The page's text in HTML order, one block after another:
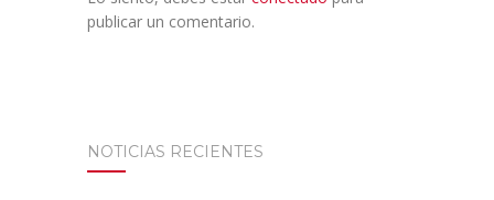
publicar un comentario.
NOTICIAS RECIENTES